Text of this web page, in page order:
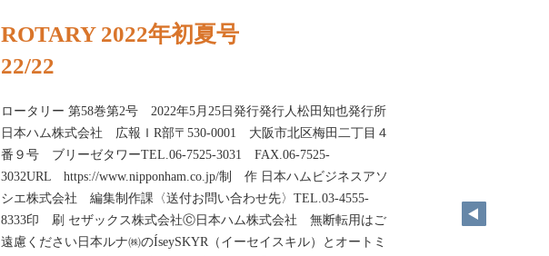
ROTARY 2022年初夏号
22/22
ロータリー 第58巻第2号 2022年5月25日発行発行人松田知也発行所
日本ハム株式会社 広報ＩR部〒530-0001 大阪市北区梅田二丁目４
番９号 ブリーゼタワーTEL.06-7525-3031 FAX.06-7525-
3032URL https://www.nipponham.co.jp/制 作 日本ハムビジネスアソ
シエ株式会社 編集制作課〈送付お問い合わせ先〉TEL.03-4555-
8333印 刷 セザックス株式会社Ⓒ日本ハム株式会社 無断転用はご
遠慮ください日本ルナ㈱のÍseySKYR（イーセイスキル）とオートミ